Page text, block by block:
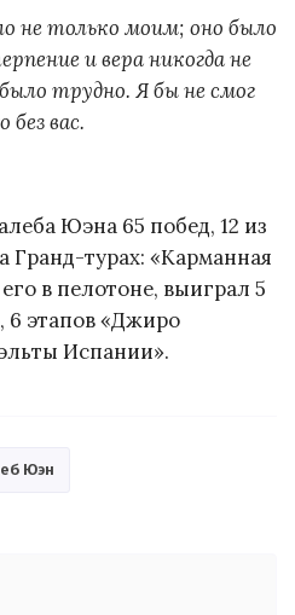
не только моим; оно было
и вера никогда не
трудно. Я бы не смог
без вас.
Юэна 65 побед, 12 из
Гранд-турах: «Карманная
в пелотоне, выиграл 5
6 этапов «Джиро
Испании».
Юэн